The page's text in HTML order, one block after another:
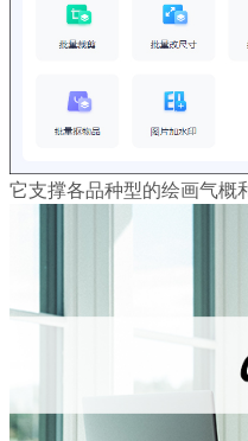
它支撑各品种型的绘画气概